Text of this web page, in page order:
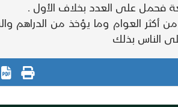
فحمل على العدد بخلاف الأول .
أكثر العوام وما يؤخذ من الدراهم
الناس بذلك